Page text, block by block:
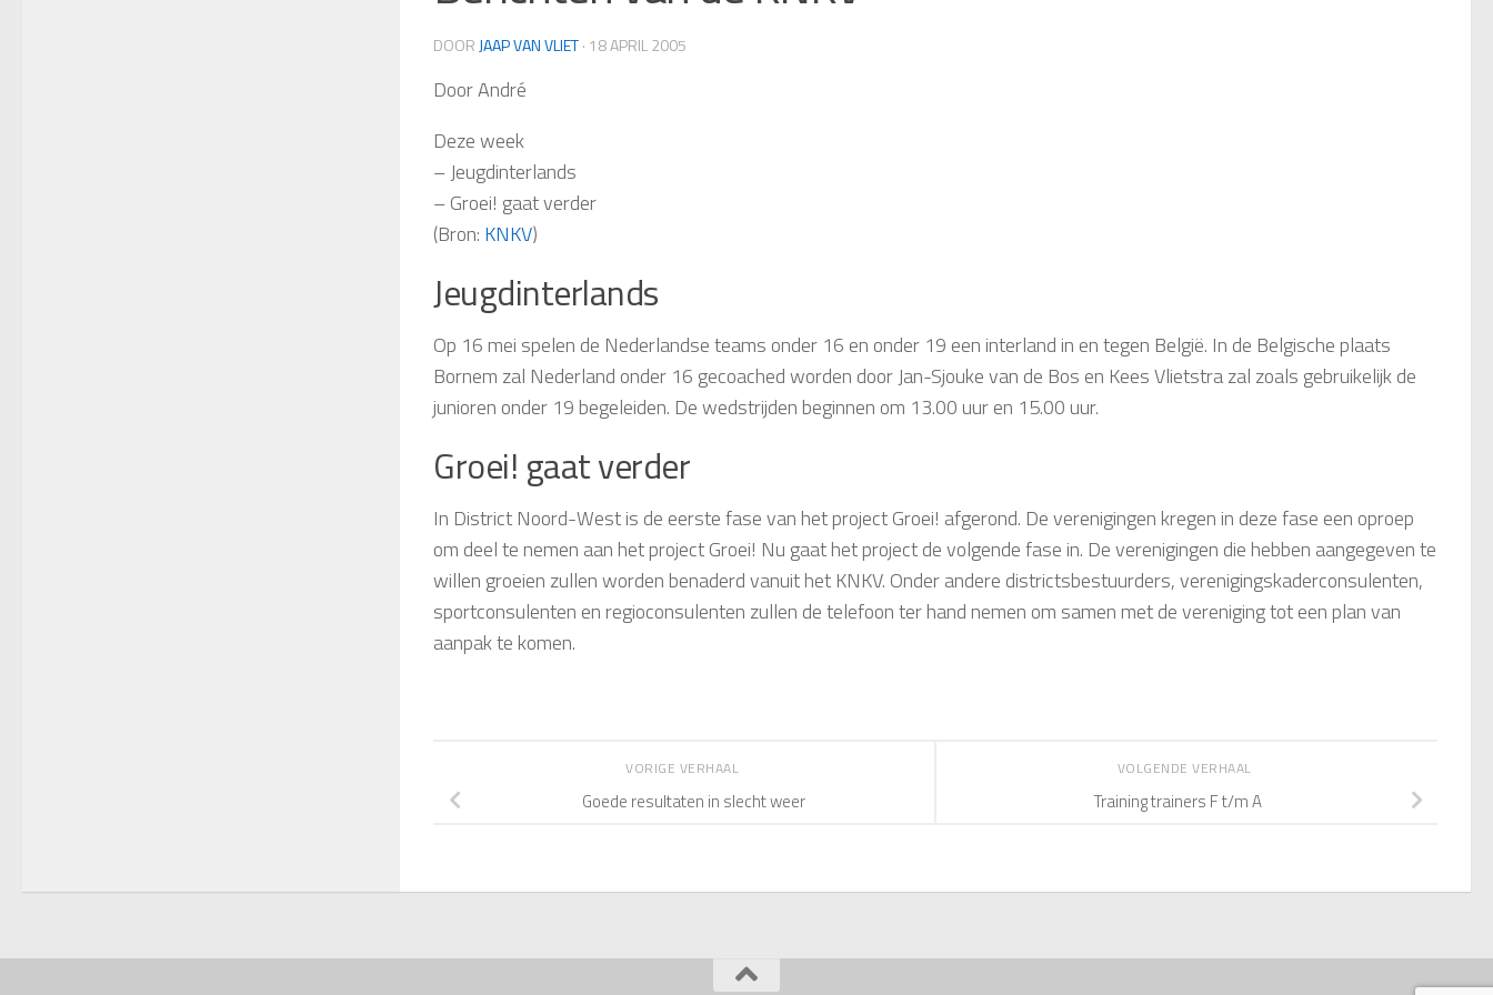
DOOR JAAP VAN VLIET· 18 APRIL 2005
Door André
Deze week
– Jeugdinterlands
– Groei! gaat verder
(Bron: KNKV)
Jeugdinterlands
Op 16 mei spelen de Nederlandse teams onder 16 en onder 19 een interland in en tegen België. In de Belgische plaats
Bornem zal Nederland onder 16 gecoached worden door Jan-Sjouke van de Bos en Kees Vlietstra zal zoals gebruikelijk de
junioren onder 19 begeleiden. De wedstrijden beginnen om 13.00 uur en 15.00 uur.
Groei! gaat verder
In District Noord-West is de eerste fase van het project Groei! afgerond. De verenigingen kregen in deze fase een oproep
om deel te nemen aan het project Groei! Nu gaat het project de volgende fase in. De verenigingen die hebben aangegeven te
willen groeien zullen worden benaderd vanuit het KNKV. Onder andere districtsbestuurders, verenigingskaderconsulenten,
sportconsulenten en regioconsulenten zullen de telefoon ter hand nemen om samen met de vereniging tot een plan van
aanpak te komen.
VOLGENDE VERHAAL
Training trainers F t/m A
VORIGE VERHAAL
Goede resultaten in slecht weer